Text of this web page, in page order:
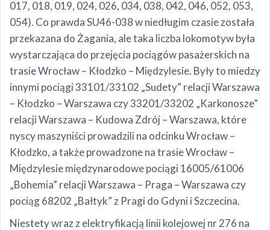
017, 018, 019, 024, 026, 034, 038, 042, 046, 052, 053,
054). Co prawda SU46-038 w niedługim czasie została
przekazana do Żagania, ale taka liczba lokomotyw była
wystarczająca do przejęcia pociągów pasażerskich na
trasie Wrocław – Kłodzko – Międzylesie. Były to miedzy
innymi pociągi 33101/33102 „Sudety” relacji Warszawa
– Kłodzko – Warszawa czy 33201/33202 „Karkonosze”
relacji Warszawa – Kudowa Zdrój – Warszawa, które
nyscy maszyniści prowadzili na odcinku Wrocław –
Kłodzko, a także prowadzone na trasie Wrocław –
Międzylesie międzynarodowe pociągi 16005/61006
„Bohemia” relacji Warszawa – Praga – Warszawa czy
pociąg 68202 „Bałtyk” z Pragi do Gdyni i Szczecina.
Niestety wraz z elektryfikacją linii kolejowej nr 276 na